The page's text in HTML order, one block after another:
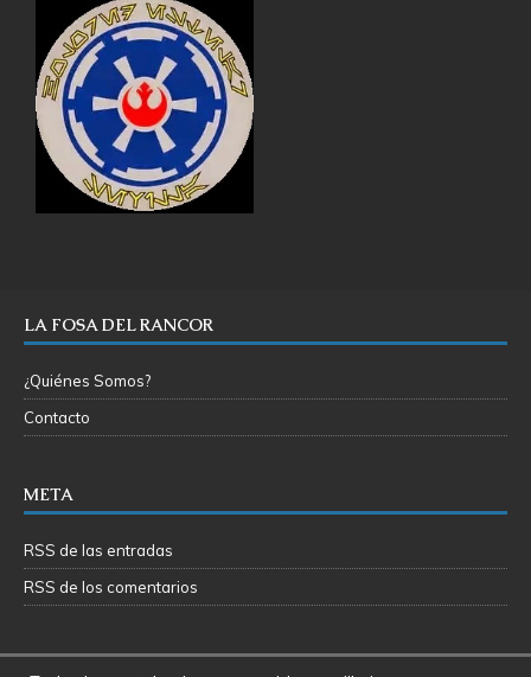
LA FOSA DEL RANCOR
¿Quiénes Somos?
Contacto
META
RSS de las entradas
RSS de los comentarios